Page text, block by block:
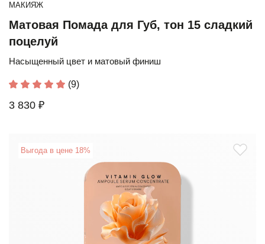
МАКИЯЖ
Матовая Помада для Губ, тон 15 сладкий
поцелуй
Насыщенный цвет и матовый финиш
(9)
3 830 ₽
Выгода в цене 18%